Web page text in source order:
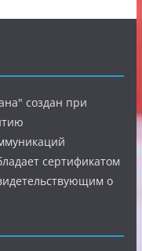
создан при
сертификатом
о